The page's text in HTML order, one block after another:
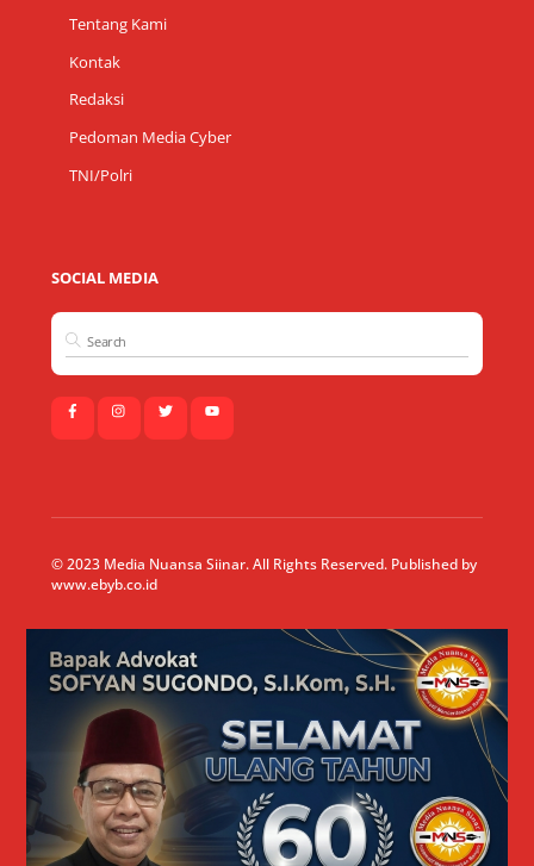
Tentang Kami
Kontak
Redaksi
Pedoman Media Cyber
TNI/Polri
SOCIAL MEDIA
© 2023 Media Nuansa Siinar. All Rights Reserved. Published by
www.ebyb.co.id